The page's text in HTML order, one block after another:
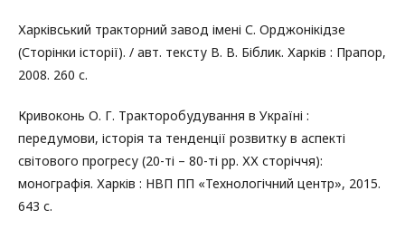
Харківський тракторний завод імені С. Орджонікідзе
(Сторінки історії). / авт. тексту В. В. Біблик. Харків : Прапор,
2008. 260 с.
Кривоконь О. Г. Тракторобудування в Україні :
передумови, історія та тенденції розвитку в аспекті
світового прогресу (20-ті – 80-ті рр. ХХ сторіччя):
монографія. Харків : НВП ПП «Технологічний центр», 2015.
643 с.